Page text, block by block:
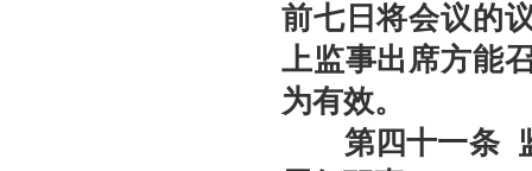
前七日将会议的
上监事出席方能
为有效。
第四十一条